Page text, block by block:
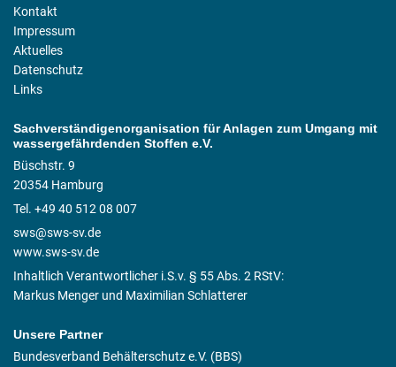
Kontakt
Impressum
Aktuelles
Datenschutz
Links
Sachverständigenorganisation für Anlagen zum Umgang mit
wassergefährdenden Stoffen e.V.
Büschstr. 9
20354 Hamburg
Tel. +49 40 512 08 007
sws@sws-sv.de
www.sws-sv.de
Inhaltlich Verantwortlicher i.S.v. § 55 Abs. 2 RStV:
Markus Menger und Maximilian Schlatterer
Unsere Partner
Bundesverband Behälterschutz e.V. (BBS)